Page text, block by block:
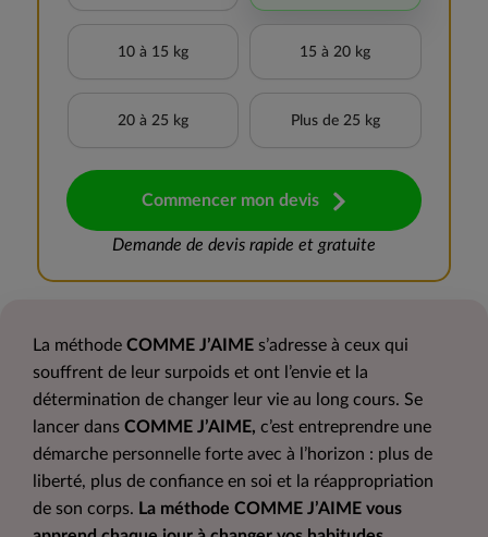
10 à 15 kg 15 à 20 kg
20 à 25 kg Plus de 25 kg
Commencer mon devis
Demande de devis rapide et gratuite
La méthode COMME J’AIME s’adresse à ceux qui
souffrent de leur surpoids et ont l’envie et la
détermination de changer leur vie au long cours. Se
lancer dans COMME J’AIME, c’est entreprendre une
démarche personnelle forte avec à l’horizon : plus de
liberté, plus de confiance en soi et la réappropriation
de son corps. La méthode COMME J’AIME vous